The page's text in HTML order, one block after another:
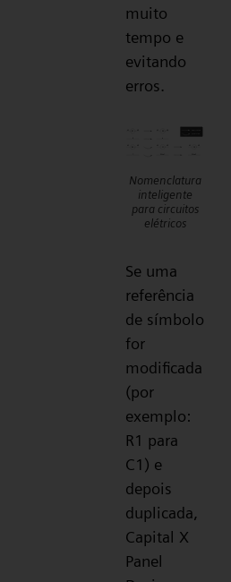
muito
tempo e
evitando
erros.
Nomenclatura
inteligente
para circuitos
elétricos
Se uma
referência
de símbolo
for
modificada
(por
exemplo:
R1 para
C1) e
depois
duplicada,
Capital X
Panel